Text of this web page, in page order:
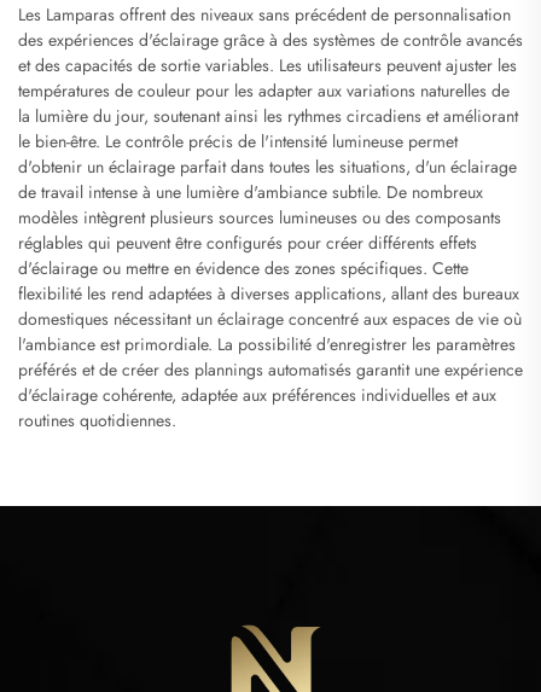
Les Lamparas offrent des niveaux sans précédent de personnalisation
des expériences d'éclairage grâce à des systèmes de contrôle avancés
et des capacités de sortie variables. Les utilisateurs peuvent ajuster les
températures de couleur pour les adapter aux variations naturelles de
la lumière du jour, soutenant ainsi les rythmes circadiens et améliorant
le bien-être. Le contrôle précis de l'intensité lumineuse permet
d'obtenir un éclairage parfait dans toutes les situations, d'un éclairage
de travail intense à une lumière d'ambiance subtile. De nombreux
modèles intègrent plusieurs sources lumineuses ou des composants
réglables qui peuvent être configurés pour créer différents effets
d'éclairage ou mettre en évidence des zones spécifiques. Cette
flexibilité les rend adaptées à diverses applications, allant des bureaux
domestiques nécessitant un éclairage concentré aux espaces de vie où
l'ambiance est primordiale. La possibilité d'enregistrer les paramètres
préférés et de créer des plannings automatisés garantit une expérience
d'éclairage cohérente, adaptée aux préférences individuelles et aux
routines quotidiennes.